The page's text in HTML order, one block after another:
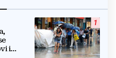
1
i